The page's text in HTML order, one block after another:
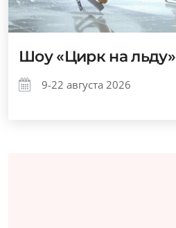
Шоу «Цирк на льду»
9-22 августа 2026